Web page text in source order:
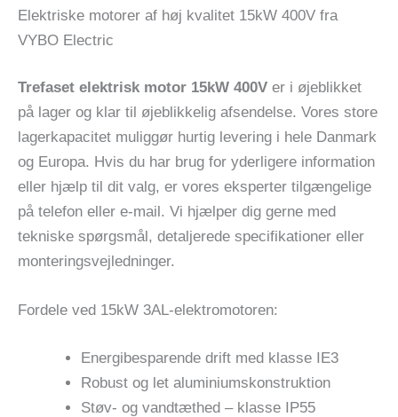
Elektriske motorer af høj kvalitet 15kW 400V fra
VYBO Electric
Trefaset elektrisk motor 15kW 400V er i øjeblikket
på lager og klar til øjeblikkelig afsendelse. Vores store
lagerkapacitet muliggør hurtig levering i hele Danmark
og Europa. Hvis du har brug for yderligere information
eller hjælp til dit valg, er vores eksperter tilgængelige
på telefon eller e-mail. Vi hjælper dig gerne med
tekniske spørgsmål, detaljerede specifikationer eller
monteringsvejledninger.
Fordele ved 15kW 3AL-elektromotoren:
Energibesparende drift med klasse IE3
Robust og let aluminiumskonstruktion
Støv- og vandtæthed – klasse IP55